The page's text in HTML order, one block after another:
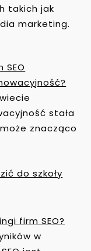
takich jak
marketing.
SEO
stała
znacząco
do szkoły
firm SEO?
w